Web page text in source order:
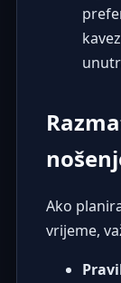
Ako
vrijeme,